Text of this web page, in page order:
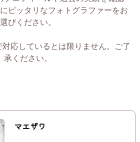
ピッタリなフォトグラファーをお
選びください。
応しているとは限りません。ご了
承ください。
マエザワ